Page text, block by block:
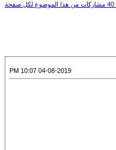
04-08-2019 10:07 PM